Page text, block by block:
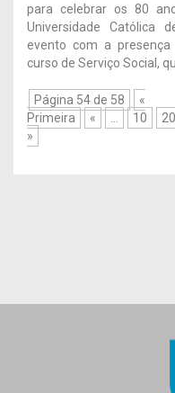
para celebrar os 80
Universidade Católica
evento com a
curso de Serviço Social,
Página 54 de 58
«
Primeira
« 10 20
»